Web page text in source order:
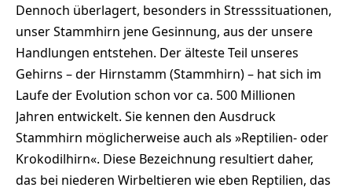
Dennoch überlagert, besonders in Stresssituationen,
unser Stammhirn jene Gesinnung, aus der unsere
Handlungen entstehen. Der älteste Teil unseres
Gehirns – der Hirnstamm (Stammhirn) – hat sich im
Laufe der Evolution schon vor ca. 500 Millionen
Jahren entwickelt. Sie kennen den Ausdruck
Stammhirn möglicherweise auch als »Reptilien- oder
Krokodilhirn«. Diese Bezeichnung resultiert daher,
das bei niederen Wirbeltieren wie eben Reptilien, das